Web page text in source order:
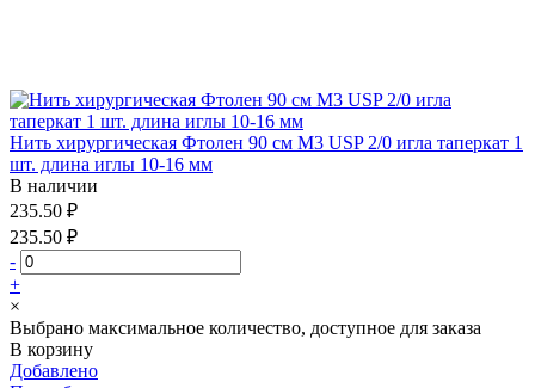
Нить хирургическая Фтолен 90 см М3 USP 2/0 игла таперкат 1
шт. длина иглы 10-16 мм
В наличии
235.50 ₽
235.50 ₽
-
+
×
Выбрано максимальное количество, доступное для заказа
В корзину
Добавлено